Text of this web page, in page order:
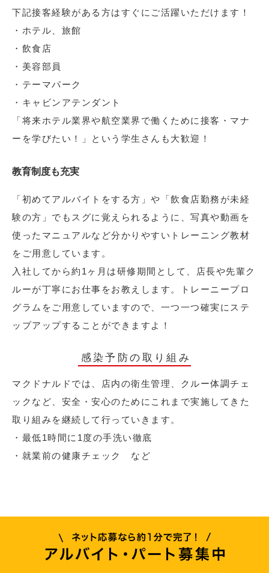
下記接客経験がある方はすぐにご活躍いただけます！
・ホテル、旅館
・飲食店
・美容部員
・テーマパーク
・キャビンアテンダント
「将来ホテル業界や航空業界で働くために接客・マナ
ーを学びたい！」という学生さんも大歓迎！
教育制度も充実
「初めてアルバイトをする方」や「飲食店勤務が未経
験の方」でもスグに覚えられるように、写真や動画を
使ったマニュアルなど分かりやすいトレーニング教材
をご用意しています。
入社してから約1ヶ月は研修期間として、店長や先輩ク
ルーが丁寧にお仕事をお教えします。トレーニープロ
グラムをご用意していますので、一つ一つ確実にステ
ップアップすることができますよ！
感染予防の取り組み
マクドナルドでは、店内の衛生管理、クルー体調チェ
ックなど、安全・安心のためにこれまで実施してきた
取り組みを継続して行っていきます。
・最低1時間に1度の手洗い徹底
・就業前の健康チェック など